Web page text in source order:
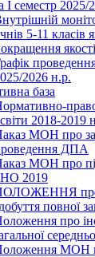
І семестр 2025/
5-11 класів
проведення
2026 н.р.
база
2018-2019
МОН про
ДПА
МОН про
2019
про
повної
про
МОН